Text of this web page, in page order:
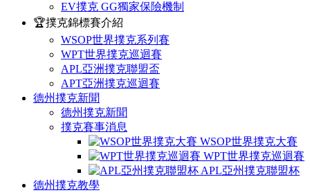
EV撲克 GG獨家保險機制
🏆撲克錦標賽介紹
WSOP世界撲克系列賽
WPT世界撲克巡迴賽
APL亞洲撲克聯盟盃
APT亞洲撲克巡迴賽
德州撲克新聞
德州撲克新聞
撲克賽事消息
WSOP世界撲克大賽
WPT世界撲克巡迴賽
APL亞州撲克聯盟杯
德州撲克教學